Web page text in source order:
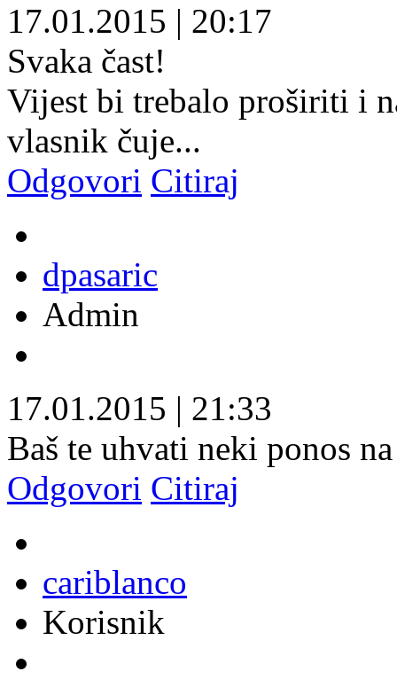
17.01.2015 | 20:17
Svaka čast!
Vijest bi trebalo proširiti i
vlasnik čuje...
Odgovori Citiraj
dpasaric
Admin
17.01.2015 | 21:33
Baš te uhvati neki ponos
Odgovori Citiraj
cariblanco
Korisnik